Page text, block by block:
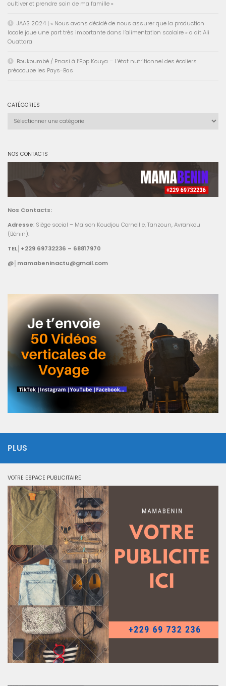
cultiver et prendre soin de ma famille »
JAAS 2024 | « Nous avons décidé de nous assurer que la production
locale joue une part très importante dans l’alimentation scolaire » a dit Ali
Ouattara
Boukoumbé / Pnasi à l’Epp Kouya – L’état nutritionnel des écoliers
préoccupe les Pays-Bas
CATÉGORIES
NOS CONTACTS
Nos Contacts:
Adresse: Siège social – Maison Koudjou Corneille, Tanzoun, Avrankou
(Bénin).
TEL│+229 69732236 – 68817970
@│mamabeninactu@gmail.com
PLUS
VOTRE ESPACE PUBLICITAIRE